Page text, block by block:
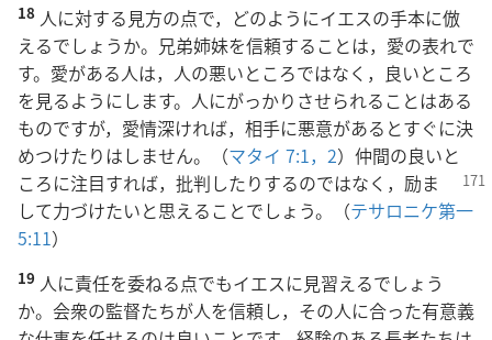
18 人に対する見方の点で，どのようにイエスの手本に倣
えるでしょうか。兄弟姉妹を信頼することは，愛の表れで
す。愛がある人は，人の悪いところではなく，良いところ
を見るようにします。人にがっかりさせられることはある
ものですが，愛情深ければ，相手に悪意があるとすぐに決
めつけたりはしません。（マタイ 7:1，2）仲間の良いと
ころに注目すれば，批判したりするのではなく，励ま
して力づけたいと思えることでしょう。（テサロニケ第一
5:11）
19 人に責任を委ねる点でもイエスに見習えるでしょう
か。会衆の監督たちが人を信頼し，その人に合った有意義